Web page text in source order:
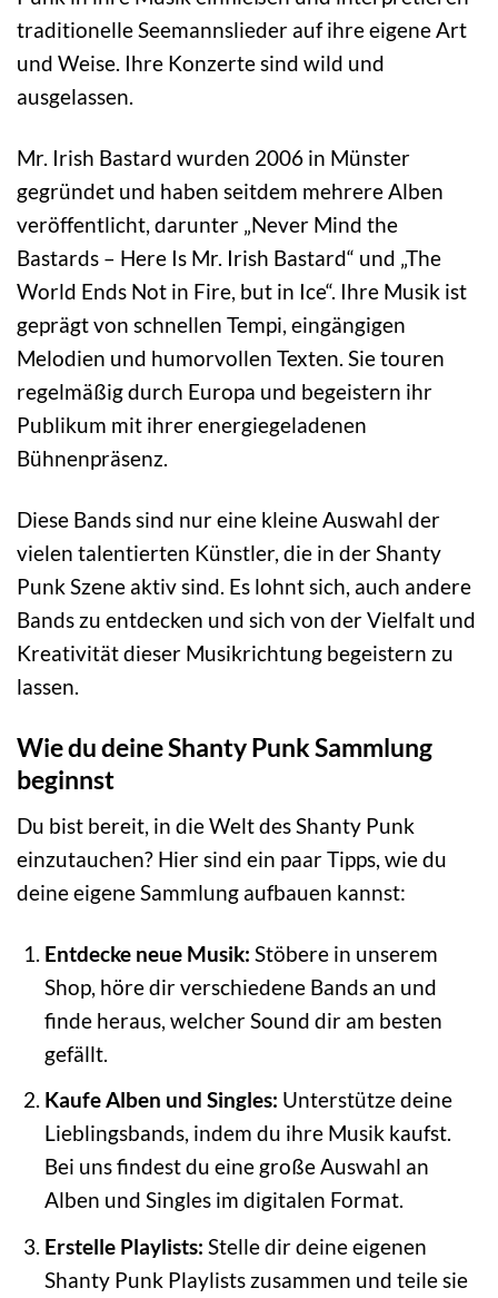
traditionelle Seemannslieder auf ihre eigene Art
und Weise. Ihre Konzerte sind wild und
ausgelassen.
Mr. Irish Bastard wurden 2006 in Münster
gegründet und haben seitdem mehrere Alben
veröffentlicht, darunter „Never Mind the
Bastards – Here Is Mr. Irish Bastard“ und „The
World Ends Not in Fire, but in Ice“. Ihre Musik ist
geprägt von schnellen Tempi, eingängigen
Melodien und humorvollen Texten. Sie touren
regelmäßig durch Europa und begeistern ihr
Publikum mit ihrer energiegeladenen
Bühnenpräsenz.
Diese Bands sind nur eine kleine Auswahl der
vielen talentierten Künstler, die in der Shanty
Punk Szene aktiv sind. Es lohnt sich, auch andere
Bands zu entdecken und sich von der Vielfalt und
Kreativität dieser Musikrichtung begeistern zu
lassen.
Wie du deine Shanty Punk Sammlung
beginnst
Du bist bereit, in die Welt des Shanty Punk
einzutauchen? Hier sind ein paar Tipps, wie du
deine eigene Sammlung aufbauen kannst:
Entdecke neue Musik: Stöbere in unserem
Shop, höre dir verschiedene Bands an und
finde heraus, welcher Sound dir am besten
gefällt.
Kaufe Alben und Singles: Unterstütze deine
Lieblingsbands, indem du ihre Musik kaufst.
Bei uns findest du eine große Auswahl an
Alben und Singles im digitalen Format.
Erstelle Playlists: Stelle dir deine eigenen
Shanty Punk Playlists zusammen und teile sie